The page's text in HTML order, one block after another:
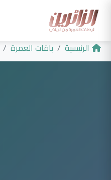
الرئيسية باقات العمرة